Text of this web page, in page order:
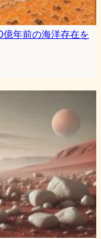
年前の海洋存在を